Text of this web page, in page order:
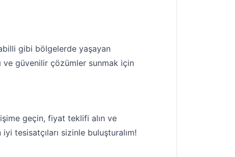
gibi bölgelerde yaşayan
ve güvenilir çözümler sunmak için
geçin, fiyat teklifi alın ve
tesisatçıları sizinle buluşturalım!